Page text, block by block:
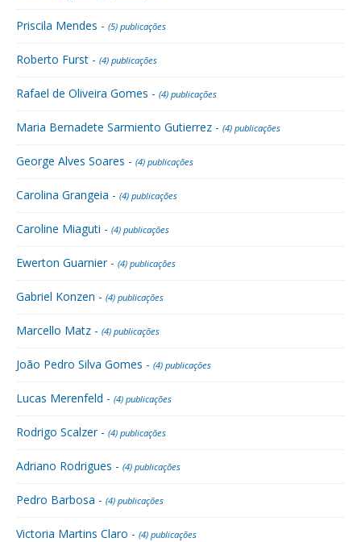
Priscila Mendes - (5) publicações
Roberto Furst - (4) publicações
Rafael de Oliveira Gomes - (4) publicações
Maria Bernadete Sarmiento Gutierrez - (4) publicações
George Alves Soares - (4) publicações
Carolina Grangeia - (4) publicações
Caroline Miaguti - (4) publicações
Ewerton Guarnier - (4) publicações
Gabriel Konzen - (4) publicações
Marcello Matz - (4) publicações
João Pedro Silva Gomes - (4) publicações
Lucas Merenfeld - (4) publicações
Rodrigo Scalzer - (4) publicações
Adriano Rodrigues - (4) publicações
Pedro Barbosa - (4) publicações
Victoria Martins Claro - (4) publicações